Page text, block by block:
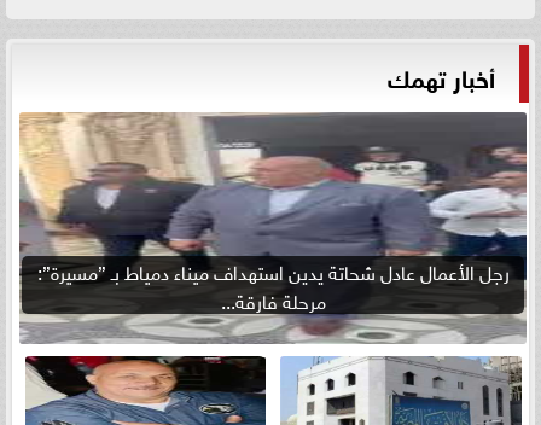
أخبار تهمك
رجل الأعمال عادل شحاتة يدين استهداف ميناء دمياط بـ ”مسيرة”:
مرحلة فارقة...